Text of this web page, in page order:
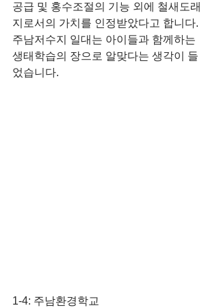
공급 및 홍수조절의 기능 외에 철새도래
지로서의 가치를 인정받았다고 합니다.
주남저수지 일대는 아이들과 함께하는
생태학습의 장으로 알맞다는 생각이 들
었습니다.
​1-4: 주남환경학교